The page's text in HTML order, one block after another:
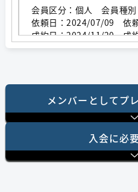
会員区分：個人 会員種別
依頼日：2024/07/09 依頼
成約日：2024/11/20 成
会員区分：個人 会員種別
成約日：2020/09/16 成
メンバーとしてプ
⼊会に必